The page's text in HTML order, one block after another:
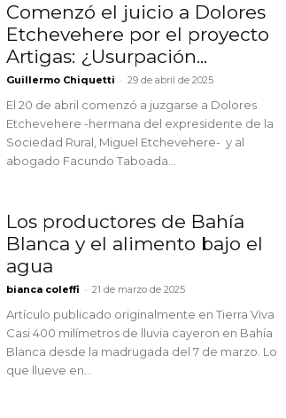
Comenzó el juicio a Dolores
Etchevehere por el proyecto
Artigas: ¿Usurpación...
Guillermo Chiquetti - 29 de abril de 2025
El 20 de abril comenzó a juzgarse a Dolores
Etchevehere -hermana del expresidente de la
Sociedad Rural, Miguel Etchevehere- y al
abogado Facundo Taboada...
Los productores de Bahía
Blanca y el alimento bajo el
agua
bianca coleffi - 21 de marzo de 2025
Artículo publicado originalmente en Tierra Viva
Casi 400 milímetros de lluvia cayeron en Bahía
Blanca desde la madrugada del 7 de marzo. Lo
que llueve en...